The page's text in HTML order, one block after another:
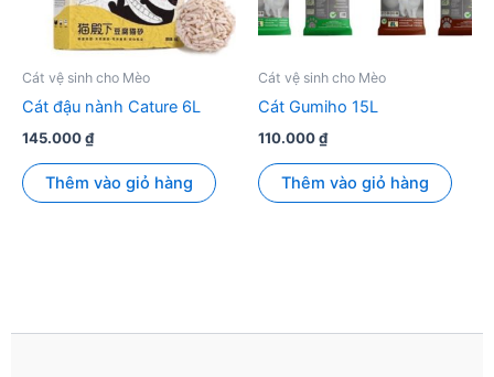
Cát vệ sinh cho Mèo
Cát đậu nành Cature 6L
145.000₫
Thêm vào giỏ hàng
Cát vệ sinh cho Mèo
Cát Gumiho 15L
110.000₫
Thêm vào giỏ hàng